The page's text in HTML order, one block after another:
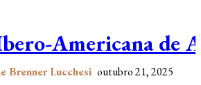
Americana de
Brenner Lucchesi outubro 21, 2025